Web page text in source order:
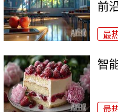
前
最
智
最